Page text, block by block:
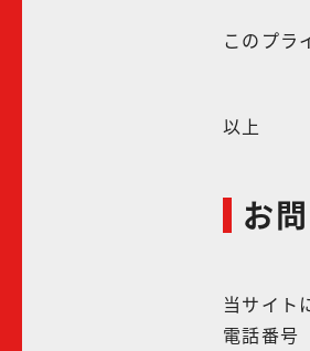
このプラ
以上
お
当サイト
電話番号